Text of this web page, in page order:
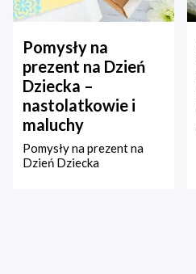
Pomysły na
prezent na Dzień
Dziecka –
nastolatkowie i
maluchy
Pomysły na prezent na
Dzień Dziecka